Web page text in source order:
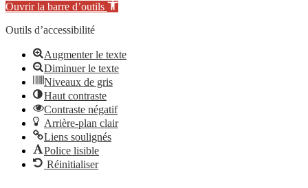
Ouvrir la barre d’outils
Outils d’accessibilité
Augmenter le texte
Diminuer le texte
Niveaux de gris
Haut contraste
Contraste négatif
Arrière-plan clair
Liens soulignés
Police lisible
Réinitialiser